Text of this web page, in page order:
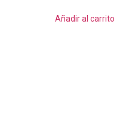
Añadir al carrito